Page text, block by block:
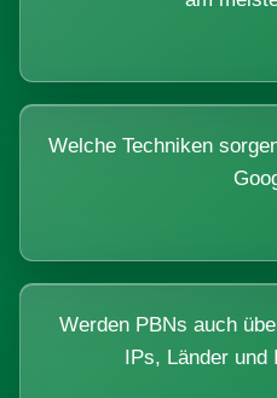
Welche Techniken
Werden PBNs auch
IPs, Länder und